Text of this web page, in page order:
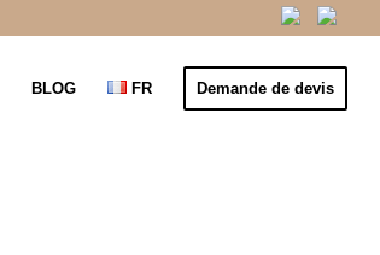
BLOG FR Demande de devis